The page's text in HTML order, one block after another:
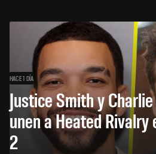
HACE 1 DÍA
Justice Smith y
unen a Heated
2